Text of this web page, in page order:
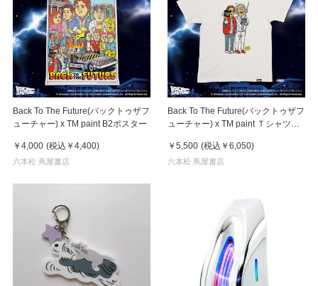
Back To The Future(バックトゥザフ
ューチャー) x TM paint B2ポスター
￥4,000 (税込 ￥4,400)
六本松 蔦屋書店
Back To The Future(バックトゥザフ
ューチャー) x TM paint Ｔシャツ
￥5,500 (税込 ￥6,050)
六本松 蔦屋書店